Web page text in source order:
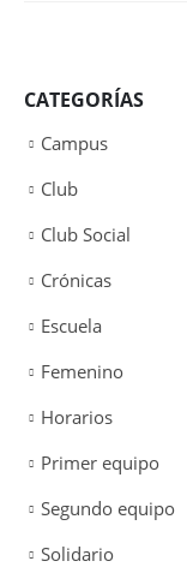
CATEGORÍAS
Campus
Club
Club Social
Crónicas
Escuela
Femenino
Horarios
Primer equipo
Segundo equipo
Solidario